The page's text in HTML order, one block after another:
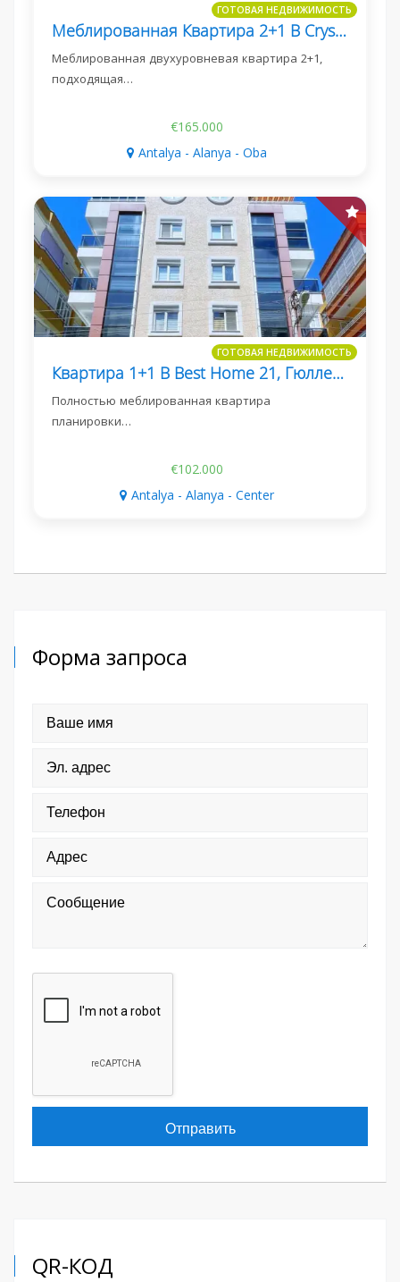
ГОТОВАЯ НЕДВИЖИМОСТЬ
Меблированная Квартира 2+1 В Crystal Nova, Подходящая Для Получения Внж
Меблированная двухуровневая квартира 2+1,
подходящая…
€165.000
Antalya - Alanya - Oba
ГОТОВАЯ НЕДВИЖИМОСТЬ
Квартира 1+1 В Best Home 21, Гюллер-Пынары
Полностью меблированная квартира
планировки…
€102.000
Antalya - Alanya - Center
Форма запроса
QR-КОД